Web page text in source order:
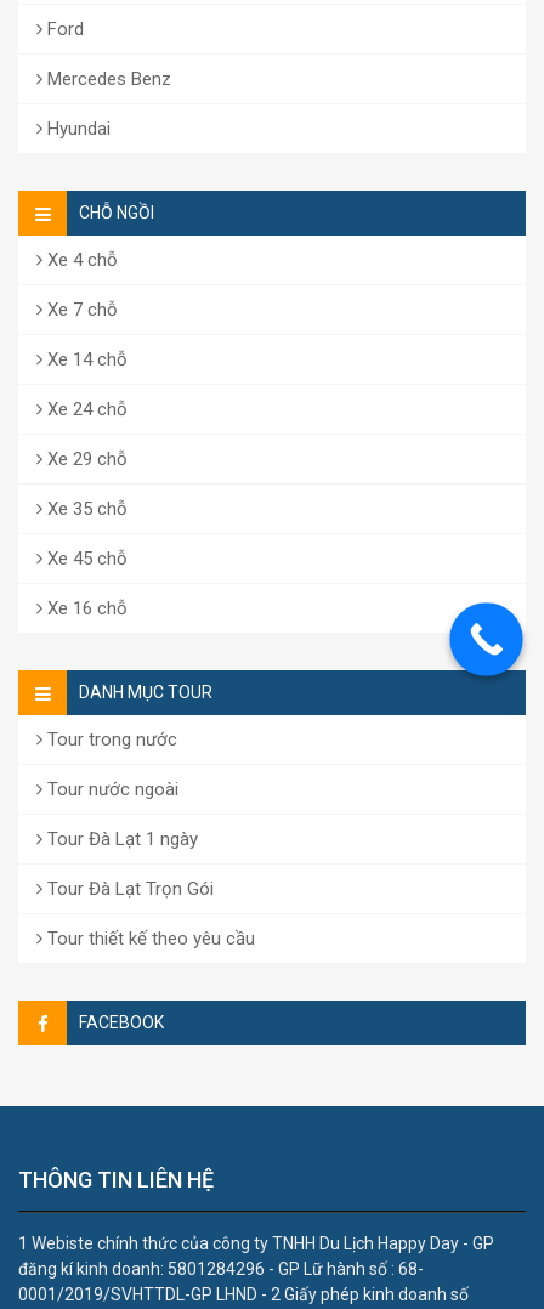
Ford
Mercedes Benz
Hyundai
CHỖ NGỒI
Xe 4 chỗ
Xe 7 chỗ
Xe 14 chỗ
Xe 24 chỗ
Xe 29 chỗ
Xe 35 chỗ
Xe 45 chỗ
Xe 16 chỗ
DANH MỤC TOUR
Tour trong nước
Tour nước ngoài
Tour Đà Lạt 1 ngày
Tour Đà Lạt Trọn Gói
Tour thiết kế theo yêu cầu
FACEBOOK
THÔNG TIN LIÊN HỆ
1 Webiste chính thức của công ty TNHH Du Lịch Happy Day - GP
đăng kí kinh doanh: 5801284296 - GP Lữ hành số : 68-
0001/2019/SVHTTDL-GP LHND - 2 Giấy phép kinh doanh số